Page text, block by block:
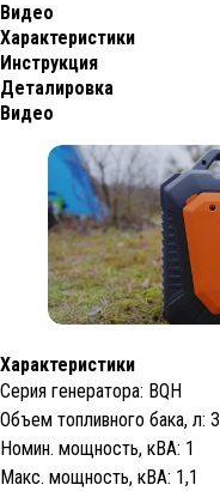
Видео
Характеристики
Инструкция
Деталировка
Видео
Характеристики
Серия генератора: BQH
Объем топливного бака, л: 3
Номин. мощность, кВА: 1
Макс. мощность, кВА: 1,1